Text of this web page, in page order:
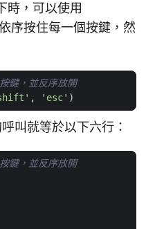
時，可以使用
序按住每一個按鍵，然
，並反序放開
, 'esc' )
叫就等於以下六行：
，並反序放開